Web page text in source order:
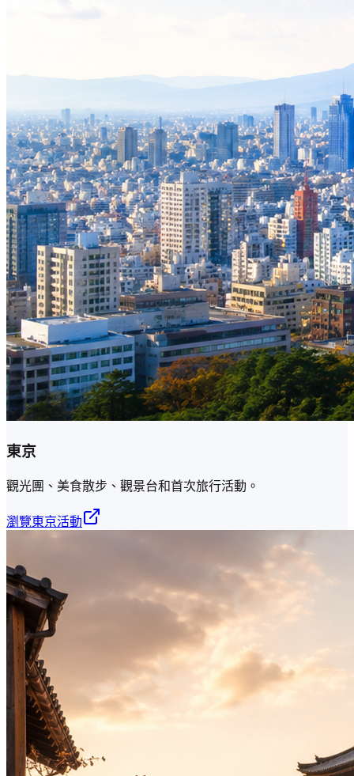
東京
觀光團、美食散步、觀景台和首次旅行活動。
瀏覽東京活動